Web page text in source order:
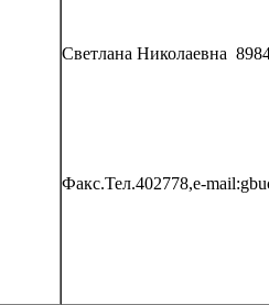
Светлана Николаевна
Факс.Тел.402778,e-